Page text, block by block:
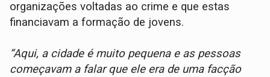
organizações voltadas ao crime e que estas
financiavam a formação de jovens.
“Aqui, a cidade é muito pequena e as pessoas
começavam a falar que ele era de uma facção